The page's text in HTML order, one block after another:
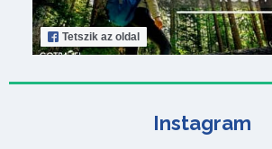
Tetszik az oldal
Instagram